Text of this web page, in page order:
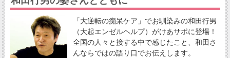
「大逆転の痴呆ケア」でお馴染みの和田行男
（大起エンゼルヘルプ）がけあサポに登場！
全国の人々と接する中で感じたこと、和田さ
んならではの語り口でお伝えします。